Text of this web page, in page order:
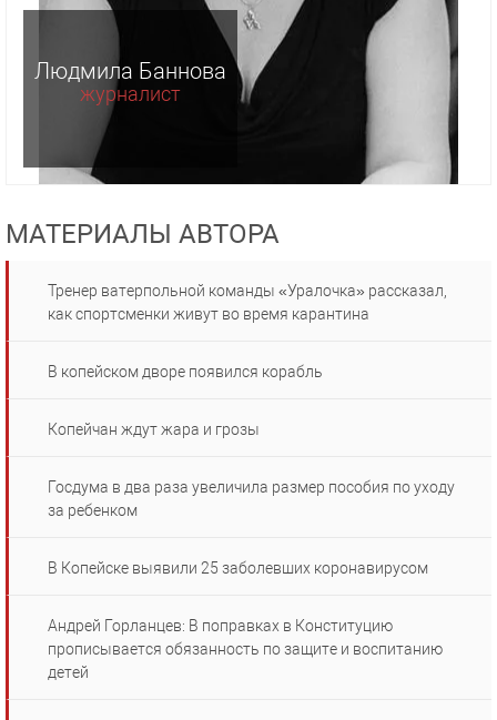
Людмила Баннова
журналист
МАТЕРИАЛЫ АВТОРА
Тренер ватерпольной команды «Уралочка» рассказал,
как спортсменки живут во время карантина
В копейском дворе появился корабль
Копейчан ждут жара и грозы
Госдума в два раза увеличила размер пособия по уходу
за ребенком
В Копейске выявили 25 заболевших коронавирусом
Андрей Горланцев: В поправках в Конституцию
прописывается обязанность по защите и воспитанию
детей